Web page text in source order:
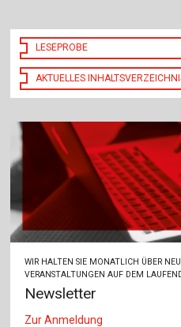
LESEPROBE
AKTUELLES
WIR HALTEN SIE MONATLICH ÜBER
VERANSTALTUNGEN AUF DEM
Newsletter
Zur Anmeldung